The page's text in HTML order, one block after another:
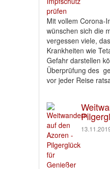
Mit vollem Corona-
wünschen sich die
vergessen viele,
Krankheiten wie
Gefahr darstellen
Überprüfung des
vor jeder Reise